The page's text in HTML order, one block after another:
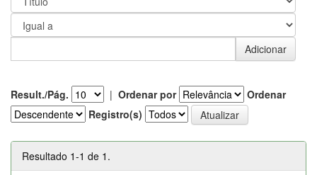
Result./Pág. | Ordenar por
Ordenar
Registro(s)
Resultado 1-1 de 1.